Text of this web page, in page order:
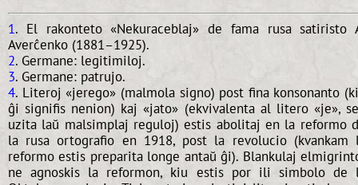
1. El rakonteto «Nekuraceblaj» de fama rusa satiristo
Averĉenko (1881–1925).
2. Germane: legitimiloj.
3. Germane: patrujo.
4. Literoj «jerego» (malmola signo) post fina konsonanto
ĝi signifis nenion) kaj «jato» (ekvivalenta al litero «je»,
uzita laŭ malsimplaj reguloj) estis abolitaj en la reformo
la rusa ortografio en 1918, post la revolucio (kvankam
reformo estis preparita longe antaŭ ĝi). Blankulaj
ne agnoskis la reformon, kiu estis por ili simbolo de